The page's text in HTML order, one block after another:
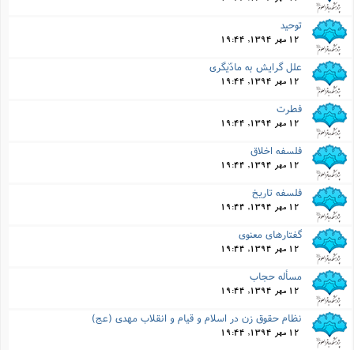
توحید
12 مهر 1394, 19:44
علل گرایش به مادّیگرى
12 مهر 1394, 19:44
فطرت
12 مهر 1394, 19:44
فلسفه اخلاق
12 مهر 1394, 19:44
فلسفه تاریخ
12 مهر 1394, 19:44
گفتارهاى معنوى
12 مهر 1394, 19:44
مسأله حجاب
12 مهر 1394, 19:44
نظام حقوق زن در اسلام و قیام و انقلاب مهدى (عج)
12 مهر 1394, 19:44